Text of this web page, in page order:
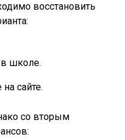
восстановить
школе.
сайте.
со вторым